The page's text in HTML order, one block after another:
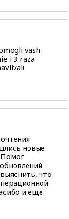
vashi
i 3 raza
новые
Помог
что
и ещё